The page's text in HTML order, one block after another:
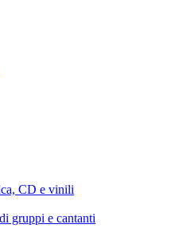
CD e vinili
gruppi e cantanti